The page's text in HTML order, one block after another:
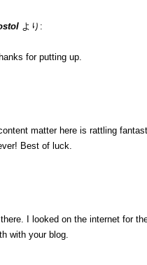
より:
for putting up.
matter here is rattling
Best of luck.
I looked on the internet for
with your blog.